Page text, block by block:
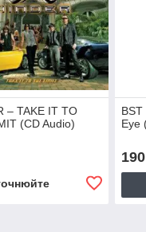
– TAKE IT TO
(CD Audio)
Eye
190